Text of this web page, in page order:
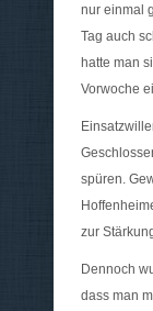
nur einmal
Tag auch
hatte man
Vorwoche
spüren.
zur
Dennoch
dass man